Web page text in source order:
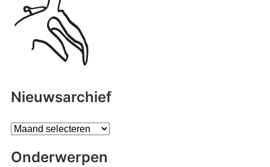
Nieuwsarchief
A
c
Onderwerpen